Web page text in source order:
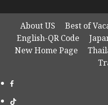
About US Best of
English-QR Code
New Home Page